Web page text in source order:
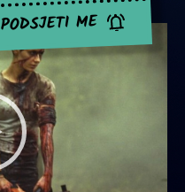
PODSJETI ME